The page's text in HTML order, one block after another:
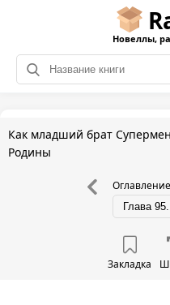
Новеллы,
Как младший брат
Родины
Закладка